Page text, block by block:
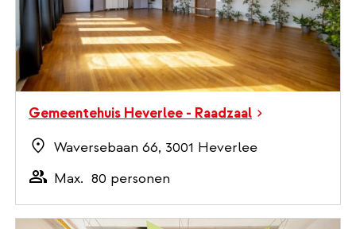
Gemeentehuis Heverlee - Raadzaal
Waversebaan 66, 3001 Heverlee
Max. 80 personen